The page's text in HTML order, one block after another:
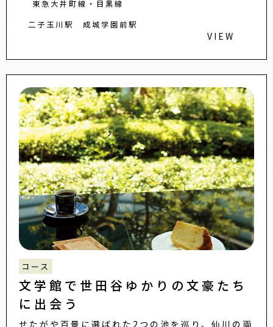
東急大井町線・目黒線
二子玉川駅
成城学園前駅
VIEW
コース
文学館で世田谷ゆかりの文豪たち
に出会う
せたがや百景に選ばれた2つの池を巡り、仙川の両